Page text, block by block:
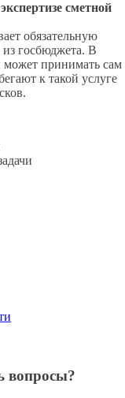
сметной
обязательную
госбюджета. В
может принимать сам
к такой услуге
вопросы?